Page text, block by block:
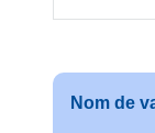
Nom de